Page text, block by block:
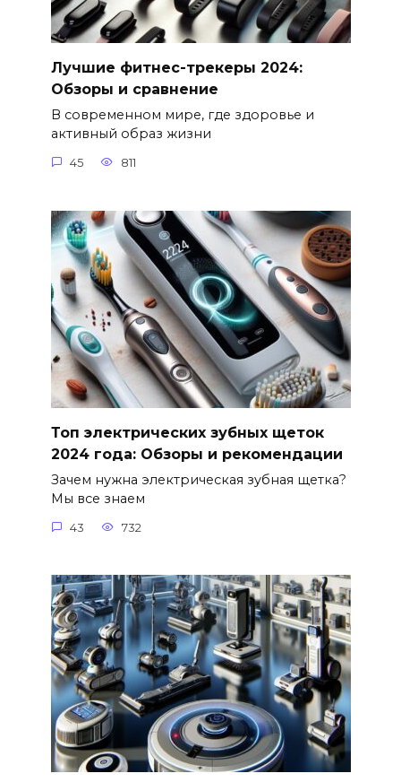
Лучшие фитнес-трекеры 2024:
Обзоры и сравнение
В современном мире, где здоровье и
активный образ жизни
45 811
Топ электрических зубных щеток
2024 года: Обзоры и рекомендации
Зачем нужна электрическая зубная щетка?
Мы все знаем
43 732